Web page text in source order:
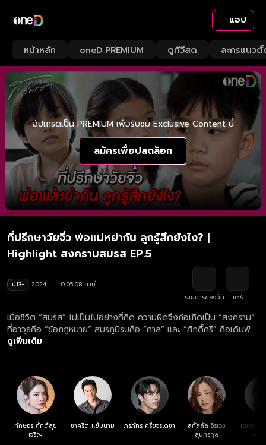
แอป
หน้าหลัก oneD PREMIUM ดูทีวีสด ละครแนวตั้
อัปเกรดเป็น PREMIUM เพื่อรับชม Exclusive Content นี้
สมัครเพื่อปลดล็อก
ที่ปรึกษาวัยจิ๋ว พ่อแม่หย่ากัน ลูกรู้สึกยังไง? |
Highlight สงครามสมรส EP.5
น13+ 2024
0:05:08 นาที
รายการของฉัน
แชร์
เมื่อชีวิต “สมรส” ไม่เป็นไปอย่างที่คิด ความผิดจึงก่อเกิดเป็น “สงคราม”
ที่อาวุธคือ “ข้อกฎหมาย” สมรภูมิรบคือ “ศาล” และ “ศักดิ์ศรี” คือเดิมพัน
ดูย้อนหลังละคร "สงครามสมรส" ฟรี ครบทุกตอน ทางเว็บไซต์และแอปฯ
ดูเพิ่มเติม
ทักษอร ภักดิ์สุข
เจริญ
ชาคริต แย้มนาม ภรภัทร ศรีขจรเดชา
ลภัสลัล จิรเวช
สุนทรกุล
เฌอมาวี